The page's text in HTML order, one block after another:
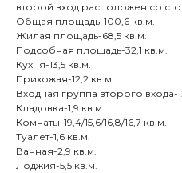
второй вход расположен со
Общая площадь-100,6 кв.м.
Жилая площадь-68,5 кв.м.
Подсобная площадь-32,1 кв.м.
Кухня-13,5 кв.м.
Прихожая-12,2 кв.м.
Входная группа второго входа-
Кладовка-1,9 кв.м.
Комнаты-19,4/15,6/16,8/16,7 кв.м.
Туалет-1,6 кв.м.
Ванная-2,9 кв.м.
Лоджия-5,5 кв.м.